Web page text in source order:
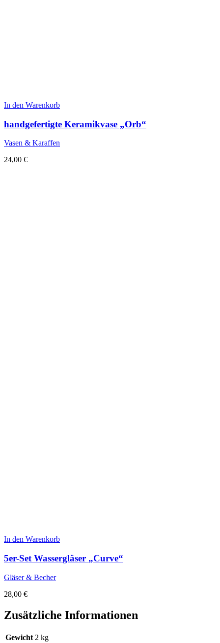
In den Warenkorb
handgefertigte Keramikvase „Orb“
Vasen & Karaffen
24,00 €
In den Warenkorb
5er-Set Wassergläser „Curve“
Gläser & Becher
28,00 €
Zusätzliche Informationen
Gewicht 2 kg